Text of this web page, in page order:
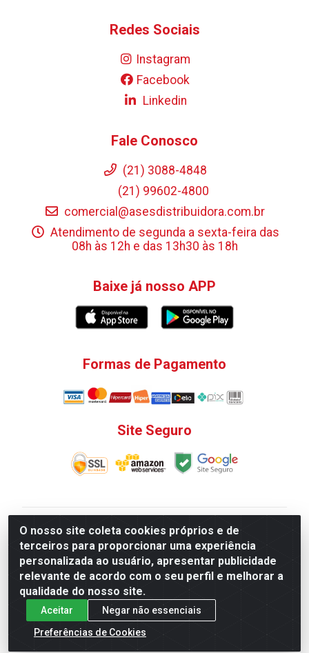
O nosso site coleta cookies próprios e de
terceiros para proporcionar uma experiência
personalizada ao usuário, apresentar publicidade
relevante de acordo com o seu perfil e melhorar a
qualidade do nosso site.
Aceitar
Negar não essenciais
Preferências de Cookies
Redes Sociais
Instagram
Facebook
Linkedin
Fale Conosco
(21) 3088-4848
(21) 99602-4800
comercial@asesdistribuidora.com.br
Atendimento de segunda a sexta-feira das
08h às 12h e das 13h30 às 18h
Baixe já nosso APP
Formas de Pagamento
Site Seguro
V. C. Ferragens LTDA - Rua do Matoso, 132 - Praça da
Bandeira, Rio de Janeiro/ RJ - CEP 20.270-135 - CNPJ
12.324.723/0001-25
Todas as regras de promoções, descontos, preços e
prazos de pagamento e entrega expostos aqui são
válidos apenas para compras via internet. Preços e
estoque sujeito a alterações sem aviso prévio.